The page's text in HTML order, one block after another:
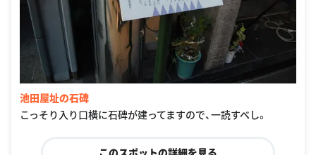
池田屋址の石碑
こっそり入り口横に石碑が建ってますので、一読すべし。
このスポットの詳細を見る